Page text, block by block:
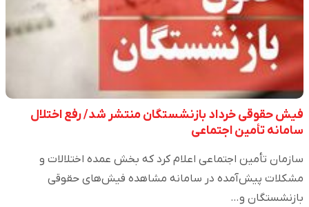
فیش حقوقی خرداد بازنشستگان منتشر شد/ رفع اختلال
سامانه تأمین اجتماعی
سازمان تأمین اجتماعی اعلام کرد که بخش عمده اختلالات و
مشکلات پیش‌آمده در سامانه مشاهده فیش‌های حقوقی
بازنشستگان و…